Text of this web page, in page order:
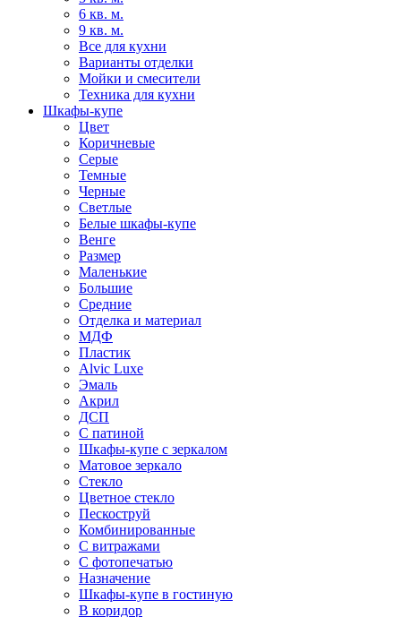
6 кв. м.
9 кв. м.
Все для кухни
Варианты отделки
Мойки и смесители
Техника для кухни
Шкафы-купе
Цвет
Коричневые
Серые
Темные
Черные
Светлые
Белые шкафы-купе
Венге
Размер
Маленькие
Большие
Средние
Отделка и материал
МДФ
Пластик
Alvic Luxe
Эмаль
Акрил
ДСП
С патиной
Шкафы-купе с зеркалом
Матовое зеркало
Стекло
Цветное стекло
Пескоструй
Комбинированные
С витражами
С фотопечатью
Назначение
Шкафы-купе в гостиную
В коридор